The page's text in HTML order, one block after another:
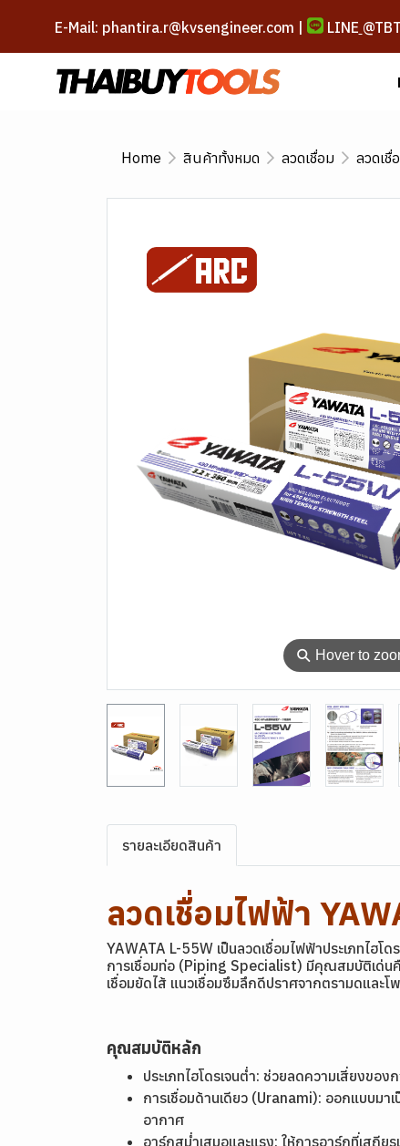
E-Mail: phantira.r@kvsengineer.com | LINE
Home สินค้าทั้งหมด ลวดเชื่อม ลวดเชื่
⚲ Hover to
รายละเอียดสินค้า
ลวดเชื่อมไฟฟ้า
YAWATA L-55W เป็นลวดเชื่อมไฟฟ้าประเภทไฮ
การเชื่อมท่อ (Piping Specialist) มีคุณสมบัติเด่นคื
เชื่อมยัดไส้ แนวเชื่อมซึมลึกดีปราศจากตรามดและ
คุณสมบัติหลัก
ประเภทไฮโดรเจนต่ำ: ช่วยลดความเสี่ยงข
การเชื่อมด้านเดียว (Uranami): ออกแบบมา
อากาศ
อาร์กสม่ำเสมอและแรง: ให้การอาร์กที่เสถี